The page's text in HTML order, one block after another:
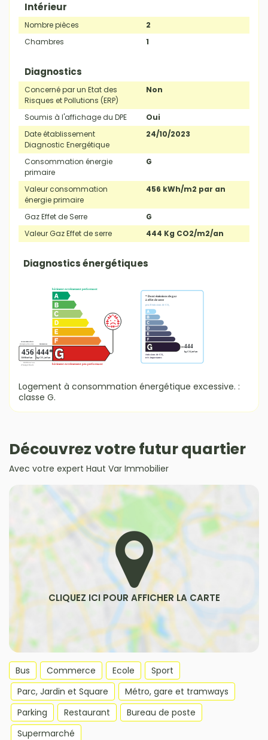
Intérieur
Nombre pièces
2
Chambres
1
Diagnostics
Concerné par un Etat des
Risques et Pollutions (ERP)
Non
Soumis à l'affichage du DPE
Oui
Date établissement
Diagnostic Energétique
24/10/2023
Consommation énergie
primaire
G
Valeur consommation
énergie primaire
456 kWh/m2 par an
Gaz Effet de Serre
G
Valeur Gaz Effet de serre
444 Kg CO2/m2/an
Diagnostics énergétiques
Logement à consommation énergétique excessive. :
classe G.
Découvrez votre futur quartier
Avec votre expert Haut Var Immobilier
Bus Commerce Ecole
Sport
Parc, Jardin et Square
Métro, gare et tramways
Parking
Restaurant
Bureau de poste
Supermarché